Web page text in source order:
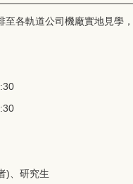
各軌道公司機廠實地見學
)、研究生